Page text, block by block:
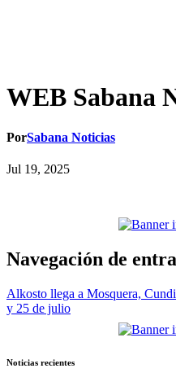
WEB Sabana
PorSabana Noticias
Jul 19, 2025
Navegación de
Alkosto llega a Mosquera,
y 25 de julio
Noticias recientes